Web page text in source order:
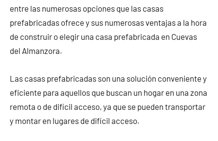
entre las numerosas opciones que las casas
prefabricadas ofrece y sus numerosas ventajas a la hora
de construir o elegir una casa prefabricada en Cuevas
del Almanzora.
Las casas prefabricadas son una solución conveniente y
eficiente para aquellos que buscan un hogar en una zona
remota o de difícil acceso, ya que se pueden transportar
y montar en lugares de difícil acceso.